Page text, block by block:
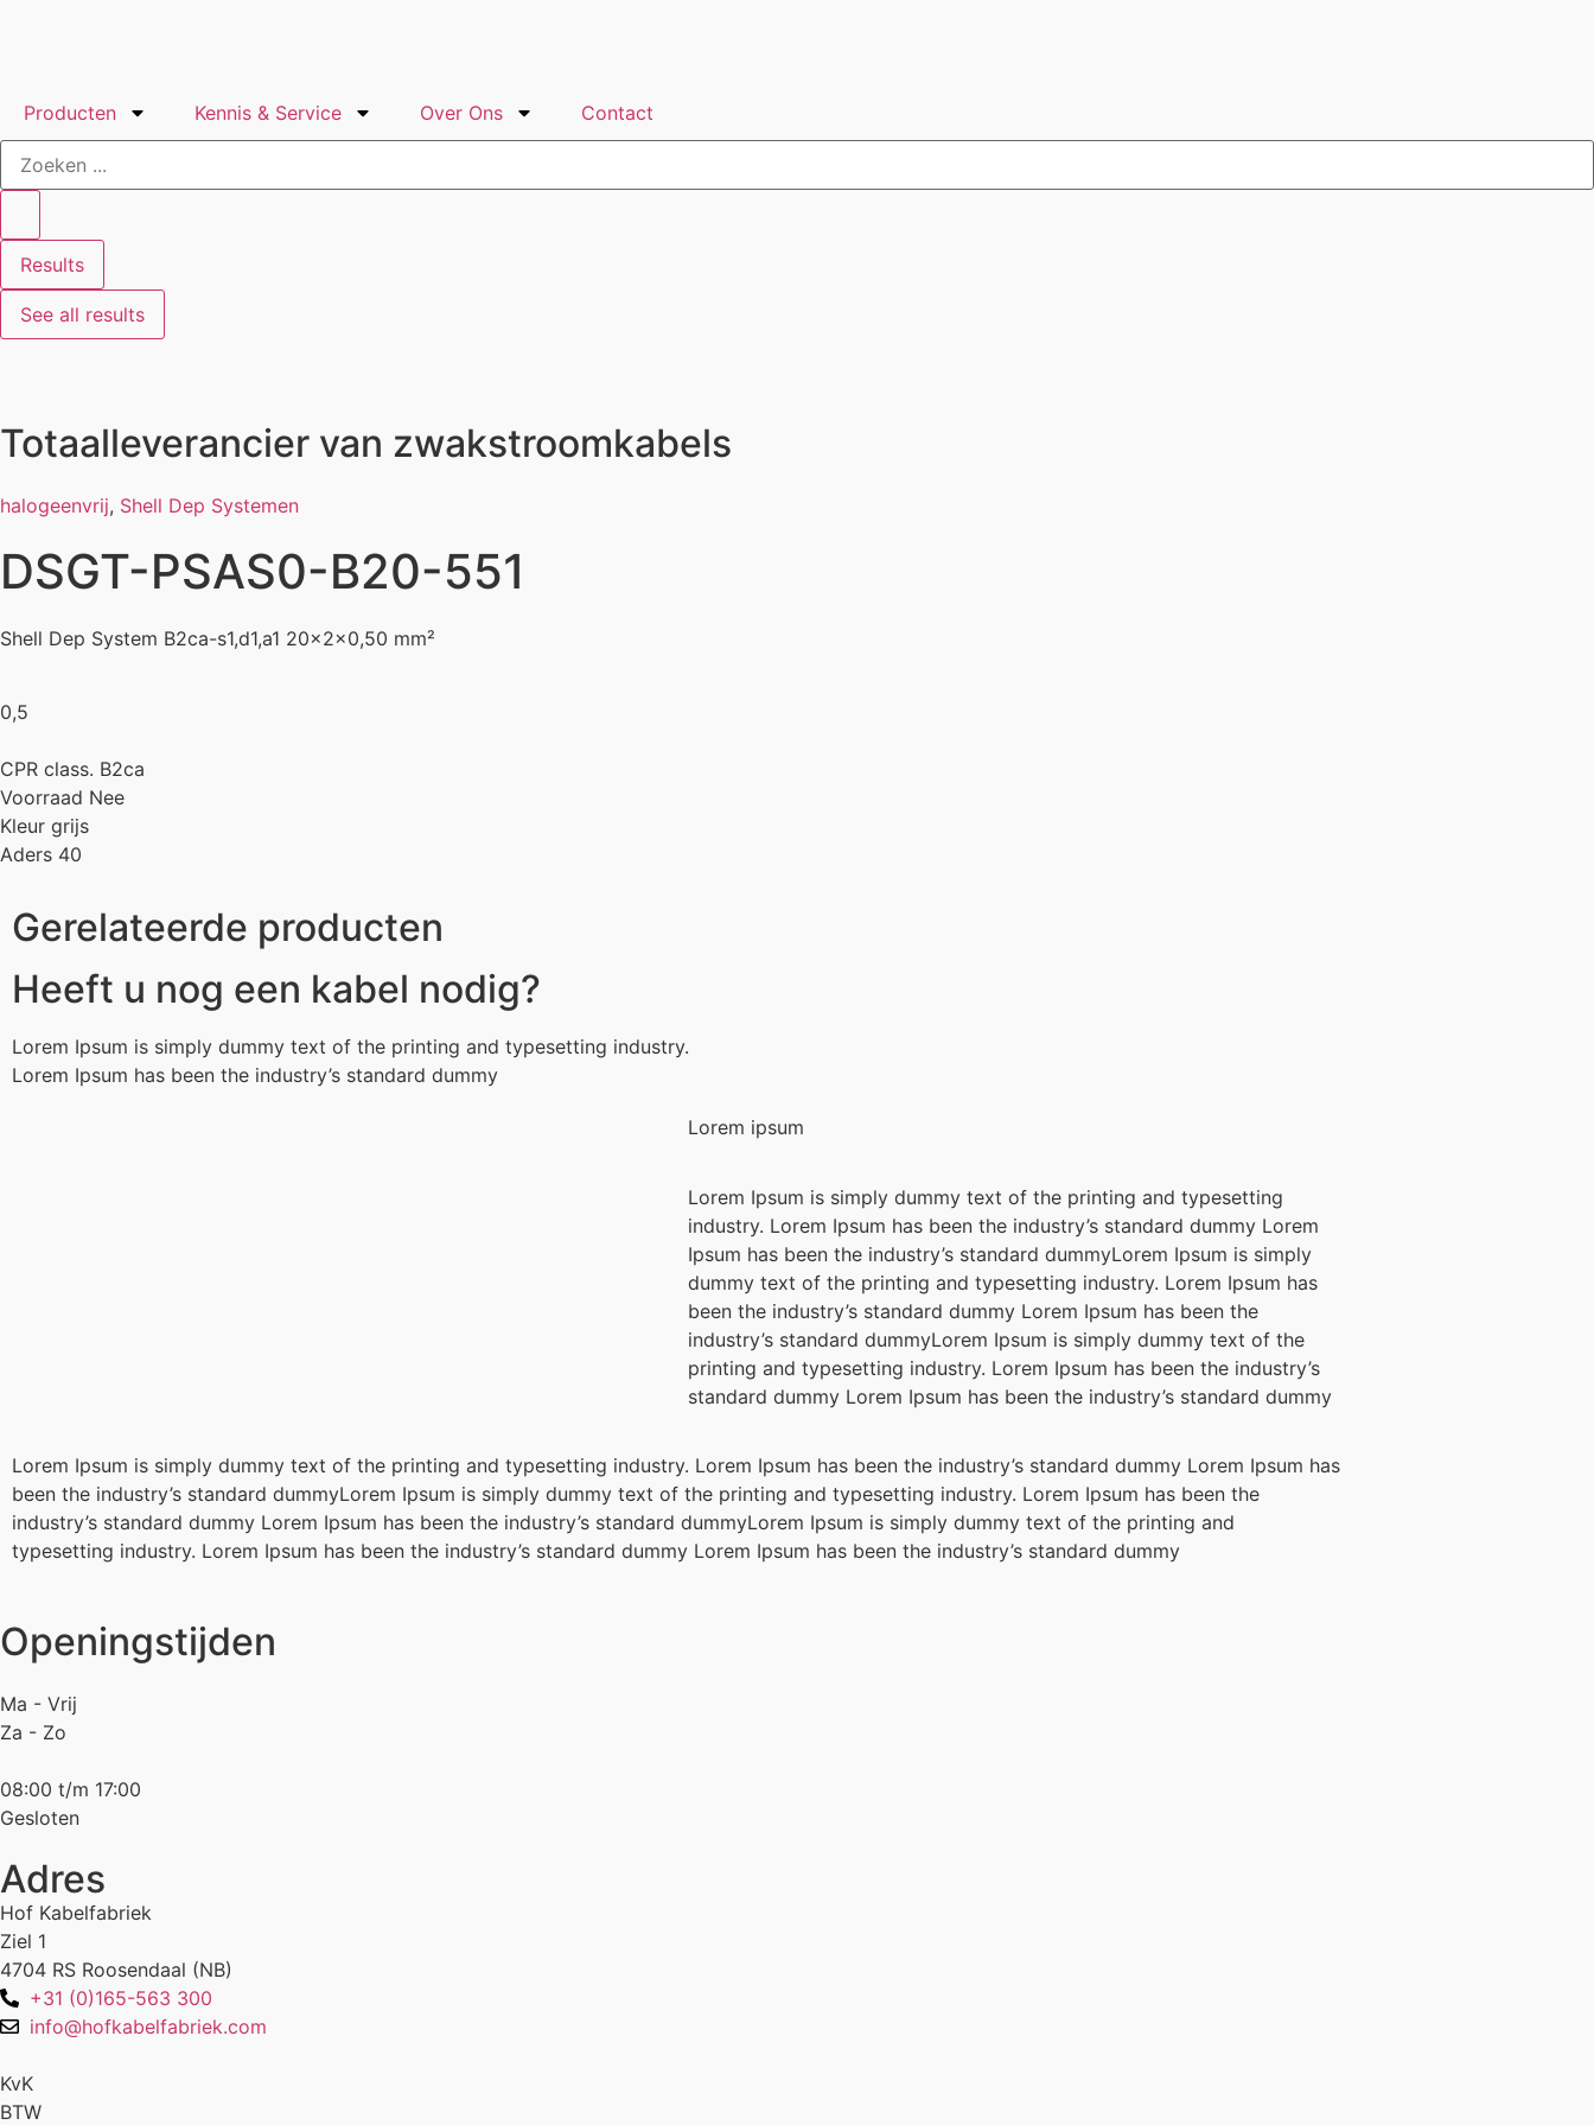
Producten Kennis & Service Over Ons Contact
Results
See all results
Totaalleverancier van zwakstroomkabels
halogeenvrij, Shell Dep Systemen
DSGT-PSAS0-B20-551
Shell Dep System B2ca-s1,d1,a1 20x2x0,50 mm²
0,5
CPR class. B2ca
Voorraad Nee
Kleur grijs
Aders 40
Gerelateerde producten
Heeft u nog een kabel nodig?
Lorem Ipsum is simply dummy text of the printing and typesetting industry.
Lorem Ipsum has been the industry’s standard dummy
Lorem ipsum
Lorem Ipsum is simply dummy text of the printing and typesetting
industry. Lorem Ipsum has been the industry’s standard dummy Lorem
Ipsum has been the industry’s standard dummyLorem Ipsum is simply
dummy text of the printing and typesetting industry. Lorem Ipsum has
been the industry’s standard dummy Lorem Ipsum has been the
industry’s standard dummyLorem Ipsum is simply dummy text of the
printing and typesetting industry. Lorem Ipsum has been the industry’s
standard dummy Lorem Ipsum has been the industry’s standard dummy
Lorem Ipsum is simply dummy text of the printing and typesetting industry. Lorem Ipsum has been the industry’s standard dummy Lorem Ipsum has
been the industry’s standard dummyLorem Ipsum is simply dummy text of the printing and typesetting industry. Lorem Ipsum has been the
industry’s standard dummy Lorem Ipsum has been the industry’s standard dummyLorem Ipsum is simply dummy text of the printing and
typesetting industry. Lorem Ipsum has been the industry’s standard dummy Lorem Ipsum has been the industry’s standard dummy
Openingstijden
Ma - Vrij
Za - Zo
08:00 t/m 17:00
Gesloten
Adres
Hof Kabelfabriek
Ziel 1
4704 RS Roosendaal (NB)
+31 (0)165-563 300
info@hofkabelfabriek.com
KvK
BTW